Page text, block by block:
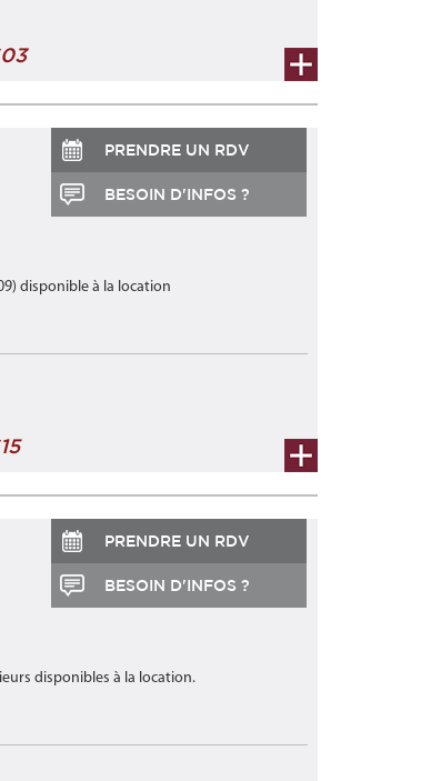
PRENDRE UN RDV
BESOIN D'INFOS ?
disponible à la location
PRENDRE UN RDV
BESOIN D'INFOS ?
disponibles à la location.